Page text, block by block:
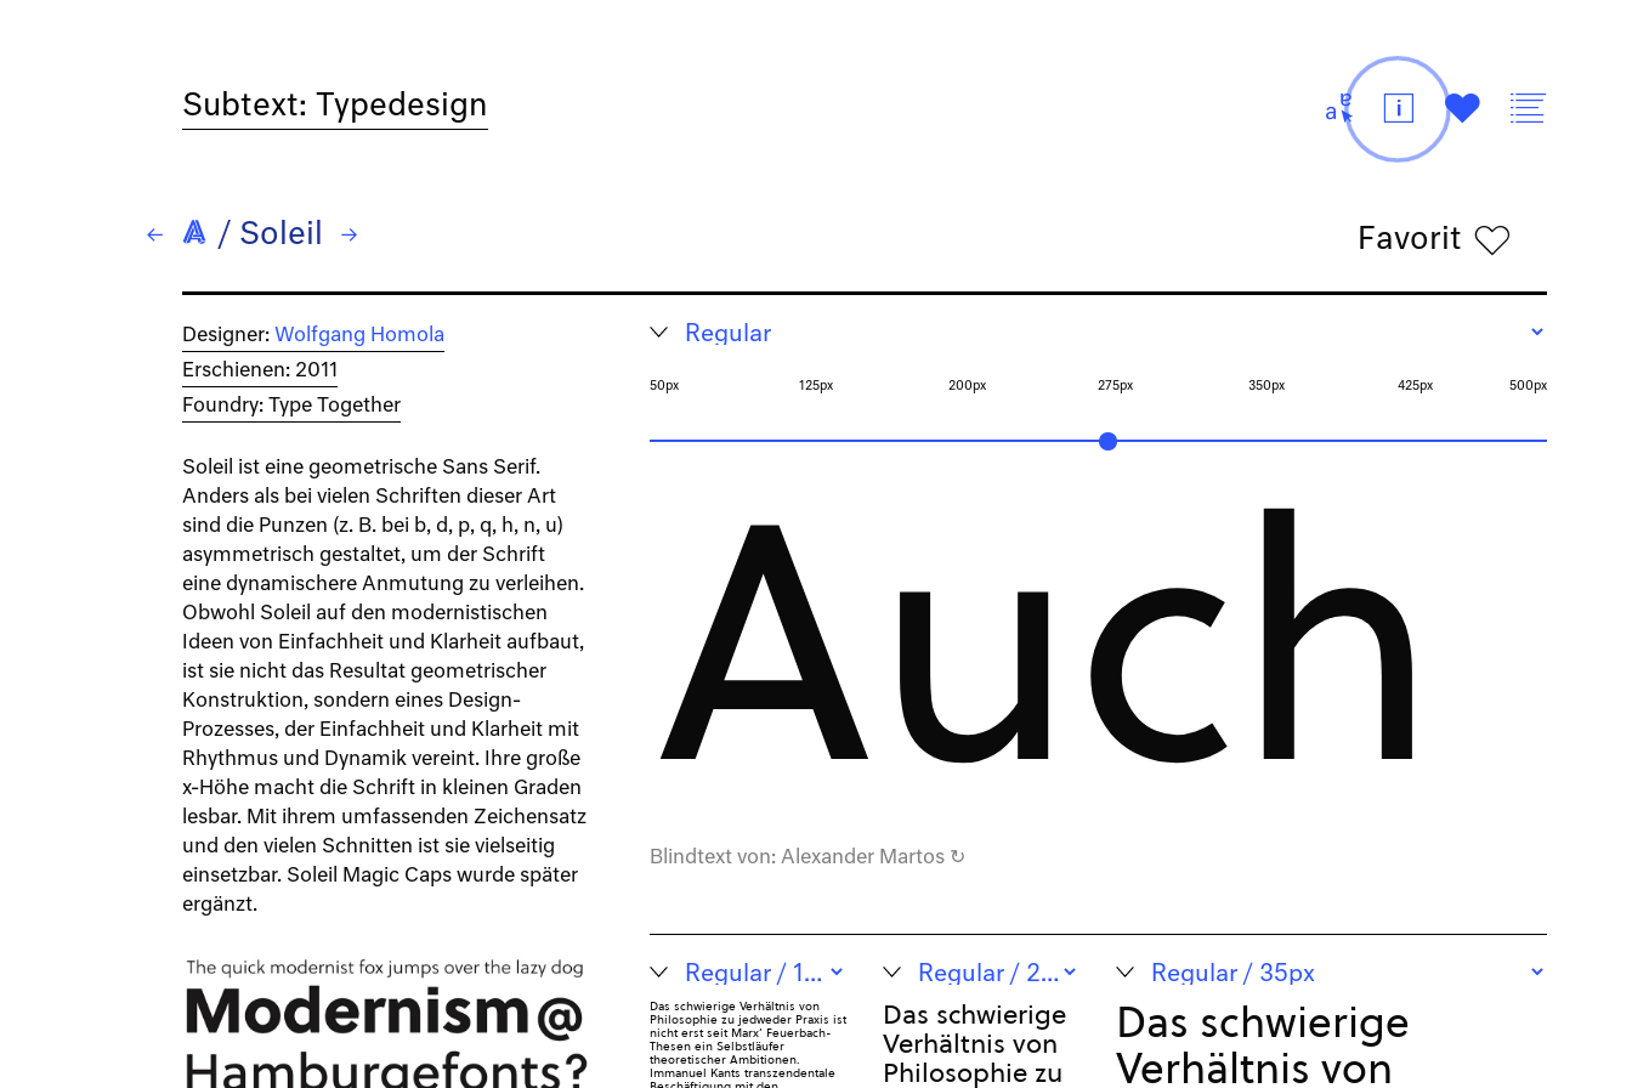
Subtext: Typedesign t i # v
← Sindelar
/ Soleil → Stanzer Favorit h
Designer: Wolfgang Homola
Erschienen: 2011
Foundry: Type Together
Soleil ist eine geometrische Sans Serif.
Anders als bei vielen Schriften dieser Art
sind die Punzen (z. B. bei b, d, p, q, h, n, u)
asymmetrisch gestaltet, um der Schrift
eine dynamischere Anmutung zu verleihen.
Obwohl Soleil auf den modernistischen
Ideen von Einfachheit und Klarheit aufbaut,
ist sie nicht das Resultat geometrischer
Konstruktion, sondern eines Design-
Prozesses, der Einfachheit und Klarheit mit
Rhythmus und Dynamik vereint. Ihre große
x-Höhe macht die Schrift in kleinen Graden
lesbar. Mit ihrem umfassenden Zeichensatz
und den vielen Schnitten ist sie vielseitig
einsetzbar. Soleil Magic Caps wurde später
ergänzt.
50px 125px 200px 275px 350px 425px 500px
Auch
Blindtext von: Alexander Martos↻
Das schwierige Verhältnis von
Philosophie zu jedweder Praxis ist
nicht erst seit Marx’ Feuerbach-
Thesen ein Selbstläufer
theoretischer Ambitionen.
Immanuel Kants transzendentale
Das schwierige
Verhältnis von
Philosophie zu
Das schwierige
Verhältnis von